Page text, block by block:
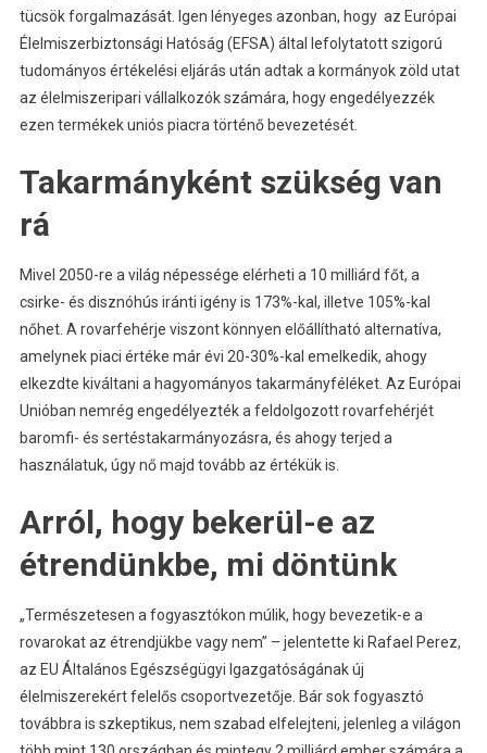
tücsök forgalmazását. Igen lényeges azonban, hogy az Európai
Élelmiszerbiztonsági Hatóság (EFSA) által lefolytatott szigorú
tudományos értékelési eljárás után adtak a kormányok zöld utat
az élelmiszeripari vállalkozók számára, hogy engedélyezzék
ezen termékek uniós piacra történő bevezetését.
Takarmányként szükség van
rá
Mivel 2050-re a világ népessége elérheti a 10 milliárd főt, a
csirke- és disznóhús iránti igény is 173%-kal, illetve 105%-kal
nőhet. A rovarfehérje viszont könnyen előállítható alternatíva,
amelynek piaci értéke már évi 20-30%-kal emelkedik, ahogy
elkezdte kiváltani a hagyományos takarmányféléket. Az Európai
Unióban nemrég engedélyezték a feldolgozott rovarfehérjét
baromfi- és sertéstakarmányozásra, és ahogy terjed a
használatuk, úgy nő majd tovább az értékük is.
Arról, hogy bekerül-e az
étrendünkbe, mi döntünk
„Természetesen a fogyasztókon múlik, hogy bevezetik-e a
rovarokat az étrendjükbe vagy nem” – jelentette ki Rafael Perez,
az EU Általános Egészségügyi Igazgatóságának új
élelmiszerekért felelős csoportvezetője. Bár sok fogyasztó
továbbra is szkeptikus, nem szabad elfelejteni, jelenleg a világon